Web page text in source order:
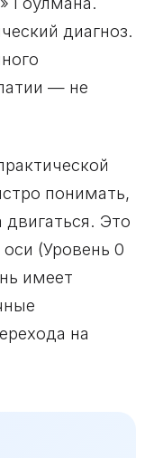
диагноз.
— не
понимать,
двигаться. Это
(Уровень 0
имеет
на